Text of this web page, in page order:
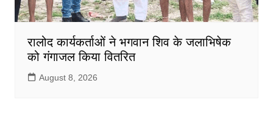
रालोद कार्यकर्ताओं ने भगवान शिव के जलाभिषेक
को गंगाजल किया वितरित
August 8, 2026